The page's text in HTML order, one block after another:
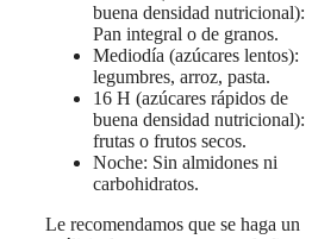
buena densidad nutricional):
Pan integral o de granos.
Mediodía (azúcares lentos):
legumbres, arroz, pasta.
16 H (azúcares rápidos de
buena densidad nutricional):
frutas o frutos secos.
Noche: Sin almidones ni
carbohidratos.
Le recomendamos que se haga un